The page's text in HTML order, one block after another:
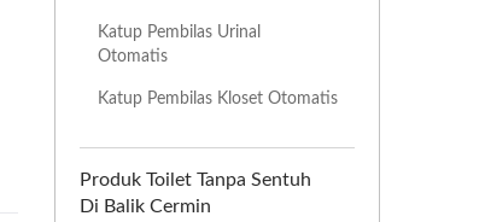
Katup Pembilas Urinal
Otomatis
Katup Pembilas Kloset Otomatis
Produk Toilet Tanpa Sentuh
Di Balik Cermin